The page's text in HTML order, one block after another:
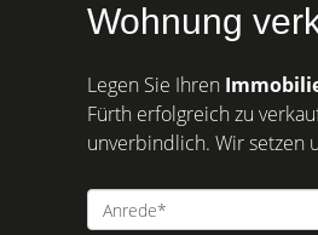
Wohnung
Legen Sie Ihren
Fürth erfolgreich zu
unverbindlich. Wir setzen